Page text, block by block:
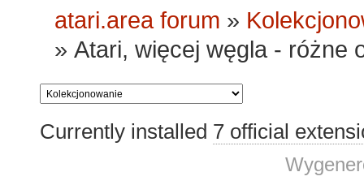
atari.area forum »
»Atari, więcej węgla - różne
Currently installed 7 official